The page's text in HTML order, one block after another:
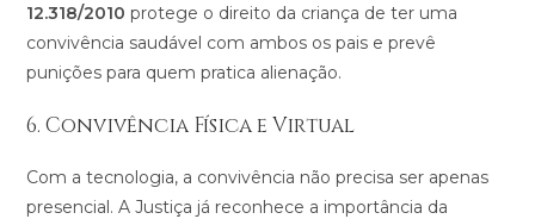
12.318/2010 protege o direito da criança de ter uma
convivência saudável com ambos os pais e prevê
punições para quem pratica alienação​.
6. Convivência Física e Virtual
Com a tecnologia, a convivência não precisa ser apenas
presencial. A Justiça já reconhece a importância da